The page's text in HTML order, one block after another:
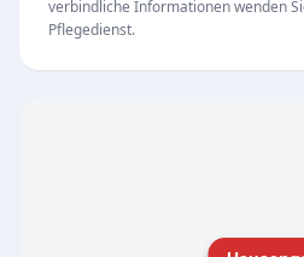
Unsere Leistungen
Der Pflegedienst bietet ein
Angebot an
Versorgung direkt im
verbindliche Informationen wenden
Pflegedienst.